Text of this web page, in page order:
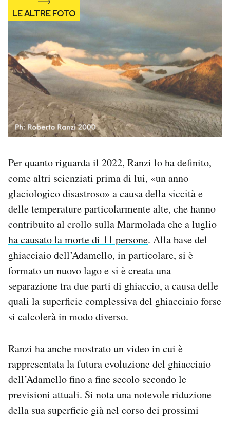
Per quanto riguarda il 2022, Ranzi lo ha definito,
come altri scienziati prima di lui, «un anno
glaciologico disastroso» a causa della siccità e
delle temperature particolarmente alte, che hanno
contribuito al crollo sulla Marmolada che a luglio
ha causato la morte di 11 persone. Alla base del
ghiacciaio dell’Adamello, in particolare, si è
formato un nuovo lago e si è creata una
separazione tra due parti di ghiaccio, a causa delle
quali la superficie complessiva del ghiacciaio forse
si calcolerà in modo diverso.
Ranzi ha anche mostrato un video in cui è
rappresentata la futura evoluzione del ghiacciaio
dell’Adamello fino a fine secolo secondo le
previsioni attuali. Si nota una notevole riduzione
della sua superficie già nel corso dei prossimi